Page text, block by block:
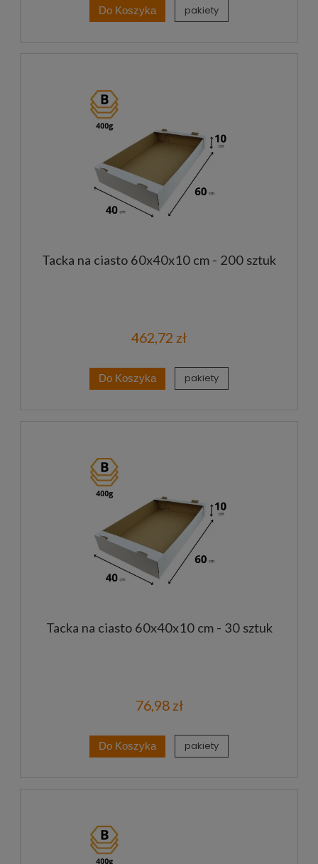
Do Koszyka pakiety
Tacka na ciasto 60x40x10 cm - 200 sztuk
462,72 zł
Do Koszyka pakiety
Tacka na ciasto 60x40x10 cm - 30 sztuk
76,98 zł
Do Koszyka pakiety